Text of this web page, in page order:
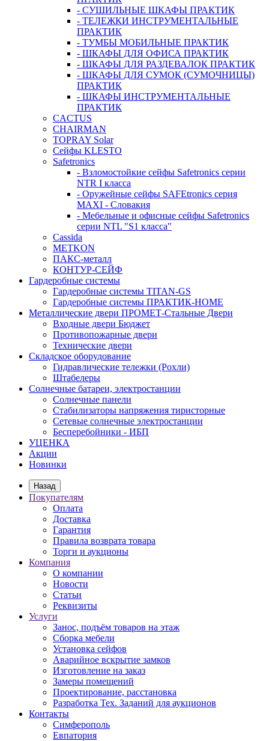
- СУШИЛЬНЫЕ ШКАФЫ ПРАКТИК
- ТЕЛЕЖКИ ИНСТРУМЕНТАЛЬНЫЕ
ПРАКТИК
- ТУМБЫ МОБИЛЬНЫЕ ПРАКТИК
- ШКАФЫ ДЛЯ ОФИСА ПРАКТИК
- ШКАФЫ ДЛЯ РАЗДЕВАЛОК ПРАКТИК
- ШКАФЫ ДЛЯ СУМОК (СУМОЧНИЦЫ)
ПРАКТИК
- ШКАФЫ ИНСТРУМЕНТАЛЬНЫЕ
ПРАКТИК
CACTUS
CHAIRMAN
TOPRAY Solar
Сейфы KLESTO
Safetronics
- Взломостойкие сейфы Safetronics серии
NTR I класса
- Оружейные сейфы SAFEtronics серия
MAXI - Словакия
- Мебельные и офисные сейфы Safetronics
серии NTL "S1 класса"
Cassida
METKON
ПАКС-металл
КОНТУР-СЕЙФ
Гардеробные системы
Гардеробные системы TITAN-GS
Гардеробные системы ПРАКТИК-HOME
Металлические двери ПРОМЕТ-Стальные Двери
Входные двери Бюджет
Противопожарные двери
Технические двери
Складское оборудование
Гидравлические тележки (Рохли)
Штабелеры
Солнечные батареи, электростанции
Солнечные панели
Стабилизаторы напряжения тиристорные
Сетевые солнечные электростанции
Бесперебойники - ИБП
УЦЕНКА
Акции
Новинки
Назад
Покупателям
Оплата
Доставка
Гарантия
Правила возврата товара
Торги и аукционы
Компания
О компании
Новости
Статьи
Реквизиты
Услуги
Занос, подъём товаров на этаж
Сборка мебели
Установка сейфов
Аварийное вскрытие замков
Изготовление на заказ
Замеры помещений
Проектирование, расстановка
Разработка Тех. Заданий для аукционов
Контакты
Симферополь
Евпатория